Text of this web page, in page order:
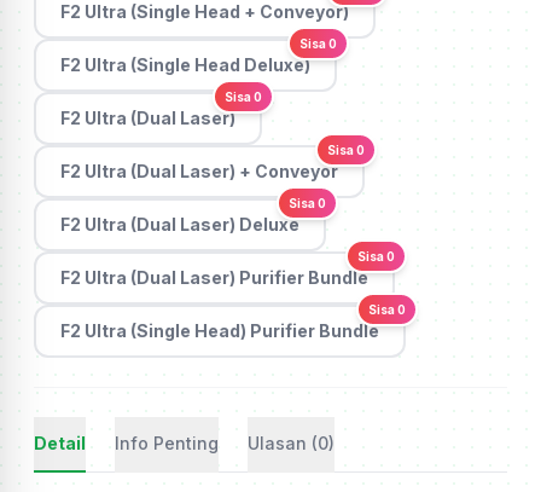
F2 Ultra (Single Head + Conveyor)
F2 Ultra (Single Head Deluxe)
Sisa 0
F2 Ultra (Dual Laser)
Sisa 0
F2 Ultra (Dual Laser) + Conveyor
Sisa 0
F2 Ultra (Dual Laser) Deluxe
Sisa 0
F2 Ultra (Dual Laser) Purifier Bundle
Sisa 0
F2 Ultra (Single Head) Purifier Bundle
Sisa 0
Detail Info Penting Ulasan (0)